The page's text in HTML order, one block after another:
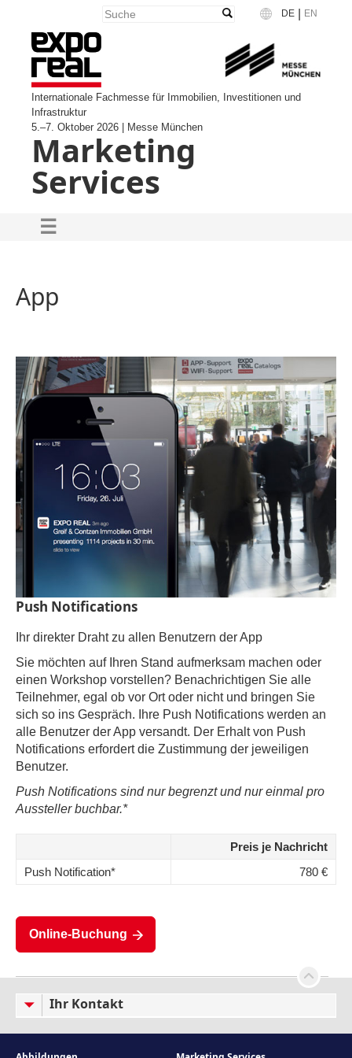
DE EN
Internationale Fachmesse für Immobilien, Investitionen und
Infrastruktur
5.–7. Oktober 2026 | Messe München
Marketing
Services
App
Push Notifications
Ihr direkter Draht zu allen Benutzern der App
Sie möchten auf Ihren Stand aufmerksam machen oder
einen Workshop vorstellen? Benachrichtigen Sie alle
Teilnehmer, egal ob vor Ort oder nicht und bringen Sie
sich so ins Gespräch. Ihre Push Notifications werden an
alle Benutzer der App versandt. Der Erhalt von Push
Notifications erfordert die Zustimmung der jeweiligen
Benutzer.
Push Notifications sind nur begrenzt und nur einmal pro
Aussteller buchbar.*
Preis je Nachricht
Push Notification*
780 €
Online-Buchung
Ihr Kontakt